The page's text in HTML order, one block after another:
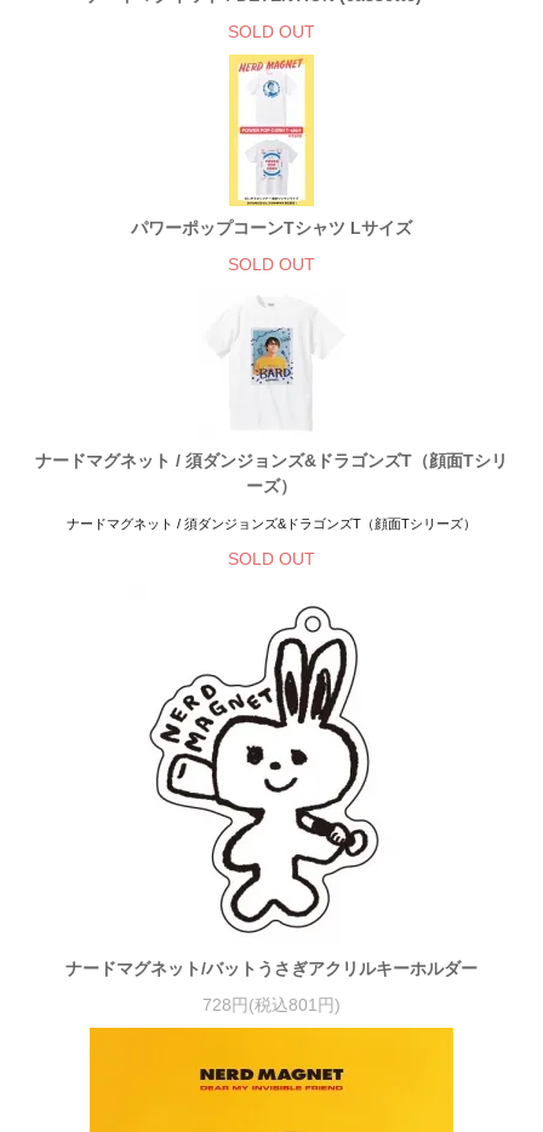
SOLD OUT
パワーポップコーンTシャツ Lサイズ
SOLD OUT
ナードマグネット / 須ダンジョンズ&ドラゴンズT（顔面Tシリ
ーズ）
ナードマグネット / 須ダンジョンズ&ドラゴンズT（顔面Tシリーズ）
SOLD OUT
ナードマグネット/バットうさぎアクリルキーホルダー
728円(税込801円)